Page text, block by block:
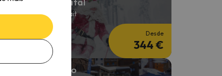
+ 3 dias de forfait
Desde
344 €
Esquiar em Janeiro